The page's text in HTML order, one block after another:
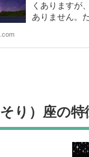
くありますが
ありません。
り）座の特